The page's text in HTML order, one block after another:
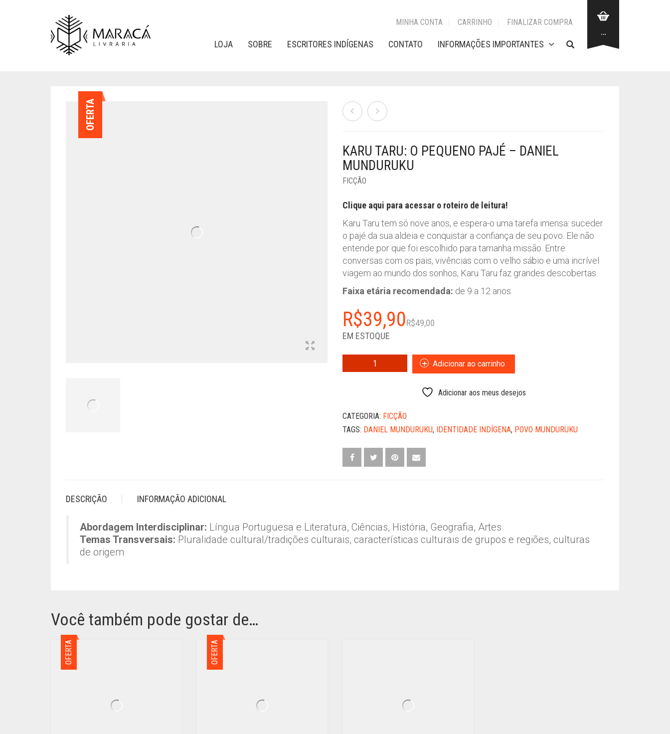
MINHA CONTA CARRINHO FINALIZAR COMPRA
LOJA SOBRE ESCRITORES INDÍGENAS CONTATO INFORMAÇÕES IMPORTANTES
…
OFERTA
KARU TARU: O PEQUENO PAJÉ – DANIEL
MUNDURUKU
FICÇÃO
Clique aqui para acessar o roteiro de leitura!
Karu Taru tem só nove anos, e espera-o uma tarefa imensa: suceder
o pajé da sua aldeia e conquistar a confiança de seu povo. Ele não
entende por que foi escolhido para tamanha missão. Entre
conversas com os pais, vivências com o velho sábio e uma incrível
viagem ao mundo dos sonhos, Karu Taru faz grandes descobertas.
Faixa etária recomendada: de 9 a 12 anos.
R$49,00
original
era:
R$49,00.
R$39,90
atual
é:
R$39,90.
EM ESTOQUE
TARU:
-
DANIEL
QUANTIDADE
Adicionar ao carrinho
Adicionar aos meus desejos
CATEGORIA: FICÇÃO
TAGS: DANIEL MUNDURUKU, IDENTIDADE INDÍGENA, POVO MUNDURUKU
DESCRIÇÃO INFORMAÇÃO ADICIONAL
Abordagem Interdisciplinar: Língua Portuguesa e Literatura, Ciências, História, Geografia, Artes
Temas Transversais: Pluralidade cultural/tradições culturais, características culturais de grupos e regiões, culturas
de origem
Você também pode gostar de…
OFERTA OFERTA